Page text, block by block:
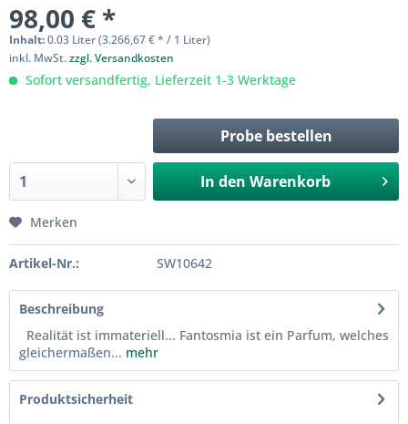
98,00 € *
Inhalt:0.03 Liter (3.266,67 € * / 1 Liter)
inkl. MwSt.zzgl. Versandkosten
Sofort versandfertig, Lieferzeit 1-3 Werktage
Probe bestellen
In den Warenkorb
Merken
Artikel-Nr.: SW10642
Beschreibung
Realität ist immateriell... Fantosmia ist ein Parfum, welches
gleichermaßen... mehr
Produktsicherheit